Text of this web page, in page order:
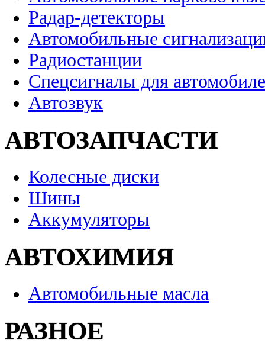
Радар-детекторы
Автомобильные
Радиостанции
Спецсигналы для
Автозвук
АВТОЗАПЧАСТИ
Колесные диски
Шины
Аккумуляторы
АВТОХИМИЯ
Автомобильные масла
РАЗНОЕ